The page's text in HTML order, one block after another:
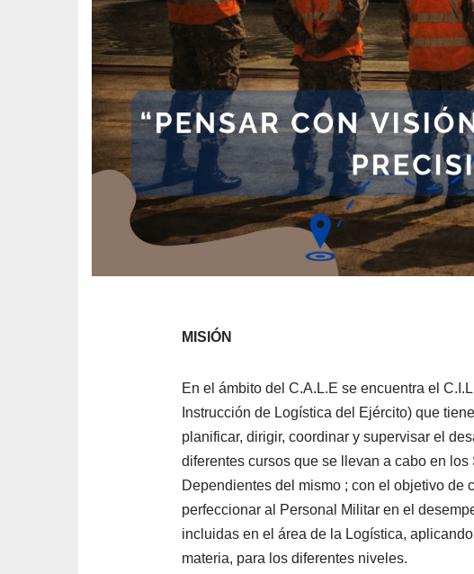
MISIÓN
En el ámbito del C.A.L.E se encuentra el
Instrucción de Logística del Ejército) que
planificar, dirigir, coordinar y supervisar el
diferentes cursos que se llevan a cabo en los
Dependientes del mismo ; con el objetivo de
perfeccionar al Personal Militar en el
incluidas en el área de la Logística,
materia, para los diferentes niveles.